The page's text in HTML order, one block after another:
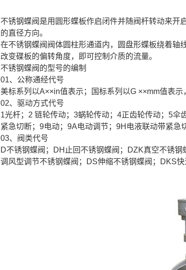
不锈钢蝶阀是用圆形蝶板作启闭件并随阀杆转动来
的直径方向。
在不锈钢蝶阀阀体圆柱形通道内，圆盘形蝶板绕着轴
改变碟板的偏转角度，即可控制介质的流量。
不锈钢蝶阀的型号的编制
01、公称通经代号
美标系列以A××in值表示；国标系列以G ××mm值表示
02、驱动方式代号
1光杆；2 链轮传动；3蜗轮传动；4正齿轮传动；5
紧急切断；9电动；9A电动调节；9H电液联动带紧急
03、阀类代号
D不锈钢蝶阀；DH止回不锈钢蝶阀；DZK真空不锈
调风型调节不锈钢蝶阀；DS伸缩不锈钢蝶阀；DKS快